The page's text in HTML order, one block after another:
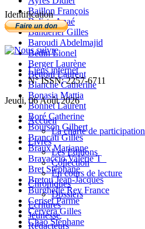
Baillon François
Balista Anaé
Banderier Gilles
Baroudi Abdelmajid
Bedin Lionel
Berger Laurène
Bettoni Laurent
Blanche Catherine
Bonasia Mattia
Bonnet Laurent
Boré Catherine
Bourson Gilbert
Brancati Gilles
Braux Marianne
Bravaccio Valérie T_
Bret Stéphane
Bretou Jean-Jacques
Burghelle Rey France
Ceriset Parme
Cervera Gilles
Chao Stéphane
Identification
Liens internet
N° ISSN: 2257-6711
Jeudi, 06 Août 2026
Accueil
La charte de participation
Livres
Les Editions
Collection
En cours de lecture
Chroniques
Dossiers
Ecritures
Jeunesse
Rédacteurs